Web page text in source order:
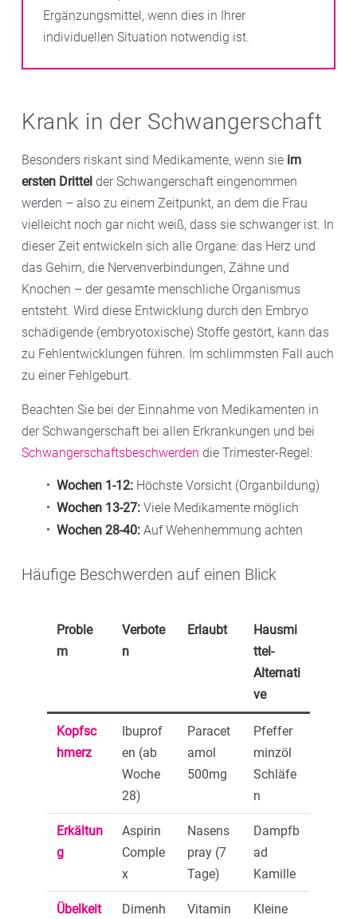
Ergänzungsmittel, wenn dies in Ihrer
individuellen Situation notwendig ist.
Krank in der Schwangerschaft
Besonders riskant sind Medikamente, wenn sie im
ersten Drittel der Schwangerschaft eingenommen
werden – also zu einem Zeitpunkt, an dem die Frau
vielleicht noch gar nicht weiß, dass sie schwanger ist. In
dieser Zeit entwickeln sich alle Organe: das Herz und
das Gehirn, die Nervenverbindungen, Zähne und
Knochen – der gesamte menschliche Organismus
entsteht. Wird diese Entwicklung durch den Embryo
schädigende (embryotoxische) Stoffe gestört, kann das
zu Fehlentwicklungen führen. Im schlimmsten Fall auch
zu einer Fehlgeburt.
Beachten Sie bei der Einnahme von Medikamenten in
der Schwangerschaft bei allen Erkrankungen und bei
Schwangerschaftsbeschwerden die Trimester-Regel:
Wochen 1-12: Höchste Vorsicht (Organbildung)
Wochen 13-27: Viele Medikamente möglich
Wochen 28-40: Auf Wehenhemmung achten
Häufige Beschwerden auf einen Blick
Proble
m
Verbote
n
Erlaubt
Hausmi
ttel-
Alternati
ve
Kopfsc
hmerz
Ibuprof
en (ab
Woche
28)
Paracet
amol
500mg
Pfeffer
minzöl
Schläfe
n
Erkältun
g
Aspirin
Comple
x
Nasens
pray (7
Tage)
Dampfb
ad
Kamille
Übelkeit
Dimenh
Vitamin
Kleine